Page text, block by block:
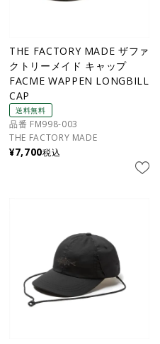
THE FACTORY MADE ザファ
クトリーメイド キャップ
FACME WAPPEN LONGBILL
CAP
送料無料
品番 FM998-003
THE FACTORY MADE
¥7,700税込